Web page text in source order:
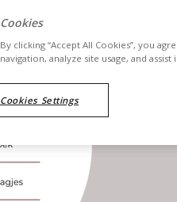
Cookies
By clicking “Accept All Cookies”, you
navigation, analyze site usage, and
Cookies Settings